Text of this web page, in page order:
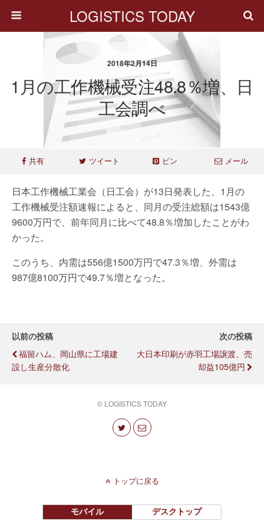
LOGISTICS TODAY
2018年2月14日
1月の工作機械受注48.8％増、日
工会調べ
共有 ツイート ピン メール
日本工作機械工業会（日工会）が13日発表した、1月の
工作機械受注額速報によると、同月の受注総額は1543億
9600万円で、前年同月に比べて48.8％増加したことがわ
かった。
このうち、内需は556億1500万円で47.3％増、外需は
987億8100万円で49.7％増となった。
以前の投稿
福留ハム、岡山県に工場建
設し生産分散化
次の投稿
大日本印刷が赤羽工場譲渡、売
却益105億円
© LOGISTICS TODAY
トップに戻る
モバイル デスクトップ